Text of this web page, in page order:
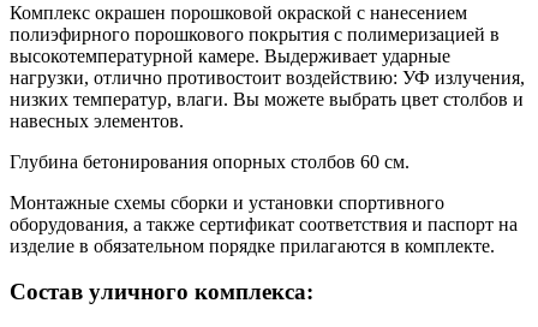
Комплекс окрашен порошковой окраской с нанесением
полиэфирного порошкового покрытия с полимеризацией в
высокотемпературной камере. Выдерживает ударные
нагрузки, отлично противостоит воздействию: УФ излучения,
низких температур, влаги. Вы можете выбрать цвет столбов и
навесных элементов.
Глубина бетонирования опорных столбов 60 см.
Монтажные схемы сборки и установки спортивного
оборудования, а также сертификат соответствия и паспорт на
изделие в обязательном порядке прилагаются в комплекте.
Состав уличного комплекса: